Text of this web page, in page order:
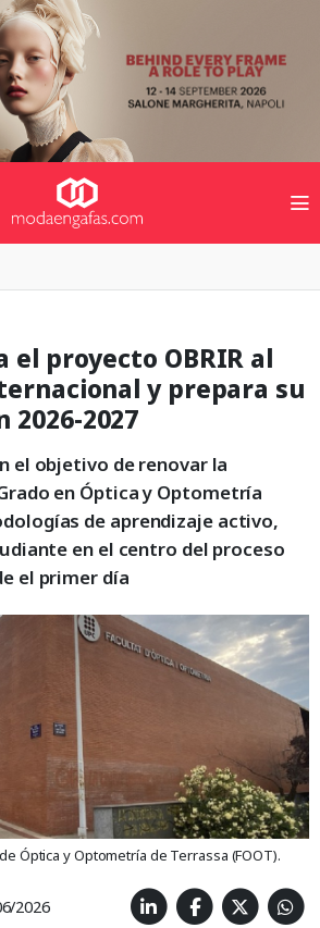
el proyecto OBRIR al
y prepara su
2026-2027
el objetivo de renovar la
en Óptica y Optometría
de aprendizaje activo,
en el centro del proceso
el primer día
Óptica y Optometría de Terrassa (FOOT).
2026